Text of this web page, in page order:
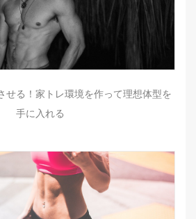
せる！家トレ環境を作って理想体型を
手に入れる